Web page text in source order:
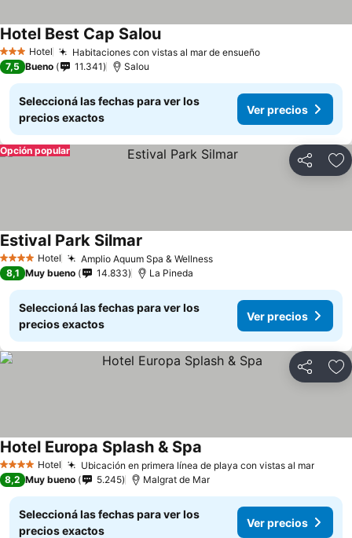
3 Estrellas
Hotel Habitaciones con vistas al mar de ensueño
Hotel Best Cap Salou
7,5 Bueno 11.341 Salou
Seleccioná las fechas para ver los
precios exactos
Ver precios
Compartir
Opción popular
4 EstrellasHotel Amplio Aquum Spa & Wellness
Estival Park Silmar
8,1 Muy bueno 14.833 La Pineda
Seleccioná las fechas para ver los
precios exactos
Ver precios
Compartir
4 EstrellasHotel Ubicación en primera línea de playa con vistas al mar
Hotel Europa Splash & Spa
8,2 Muy bueno 5.245 Malgrat de Mar
Seleccioná las fechas para ver los
precios exactos
Ver precios